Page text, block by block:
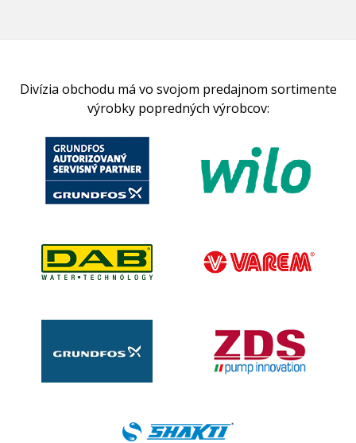
Divízia obchodu má vo svojom predajnom sortimente
výrobky popredných výrobcov: